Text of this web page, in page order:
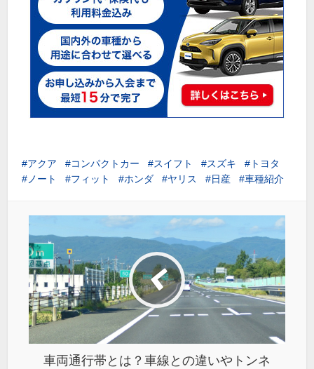
アクア コンパクトカー スイフト スズキ
トヨタ
ノート
フィット ホンダ ヤリス 日産 車種紹介
車両通行帯とは？車線との違いやトンネ